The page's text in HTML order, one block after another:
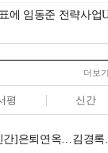
에 임동준 전략사업
더보기
평 신간
[신간]